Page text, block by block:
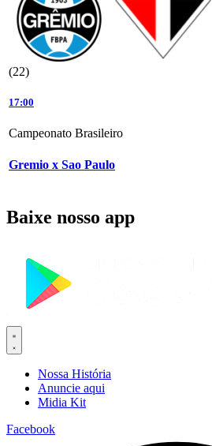
(22)
17:00
Campeonato Brasileiro
Gremio x Sao Paulo
Baixe nosso app
Nossa História
Anuncie aqui
Midia Kit
Facebook